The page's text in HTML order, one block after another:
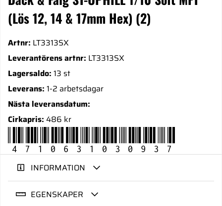
(Lös 12, 14 & 17mm Hex) (2)
Artnr: LT3313SX
Leverantörens artnr: LT3313SX
Lagersaldo: 13 st
Leverans: 1-2 arbetsdagar
Nästa leveransdatum:
Cirkapris: 486 kr
4710631030937
INFORMATION
EGENSKAPER